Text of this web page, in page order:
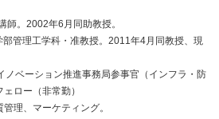
師。2002年6月同助教授。
管理工学科・准教授。2011年4月同教授、現
ノベーション推進事務局参事官（インフラ・防
ロー（非常勤）
理、マーケティング。